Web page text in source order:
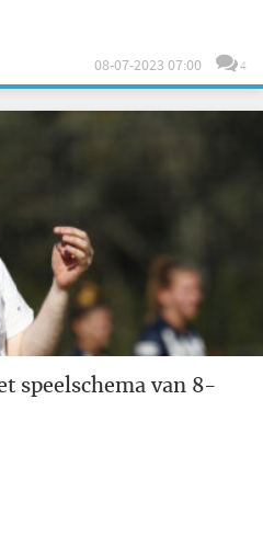
08-07-2023 07:00 4
speelschema van 8-